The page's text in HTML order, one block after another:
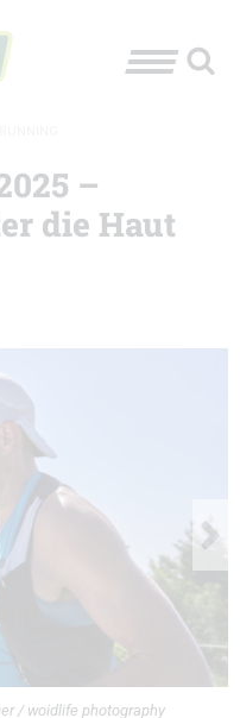
–
die Haut
/ woidlife photography